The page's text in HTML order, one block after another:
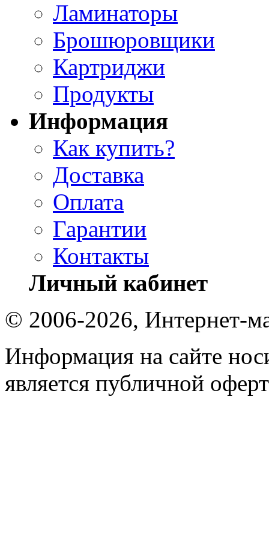
Ламинаторы
Брошюровщики
Картриджи
Продукты
Информация
Как купить?
Доставка
Оплата
Гарантии
Контакты
Личный кабинет
© 2006-2026, Интернет-
Информация на сайте
является публичной